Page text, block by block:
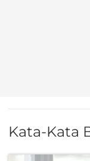
Kata-Kata